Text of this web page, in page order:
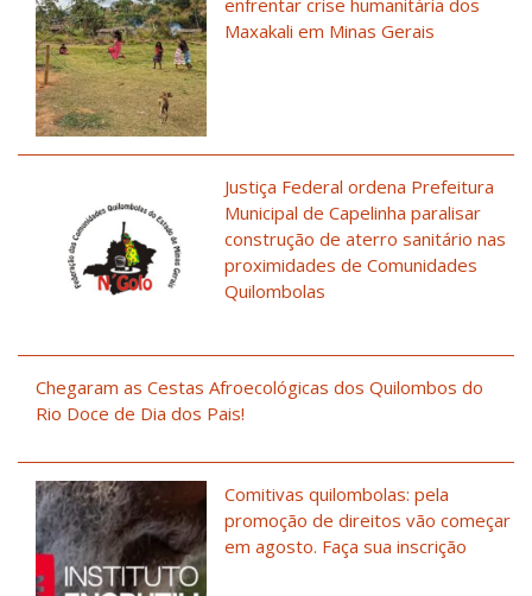
Maxakali em Minas Gerais
Justiça Federal ordena Prefeitura
Municipal de Capelinha paralisar
construção de aterro sanitário nas
proximidades de Comunidades
Quilombolas
Chegaram as Cestas Afroecológicas dos Quilombos do
Rio Doce de Dia dos Pais!
Comitivas quilombolas: pela
promoção de direitos vão começar
em agosto. Faça sua inscrição